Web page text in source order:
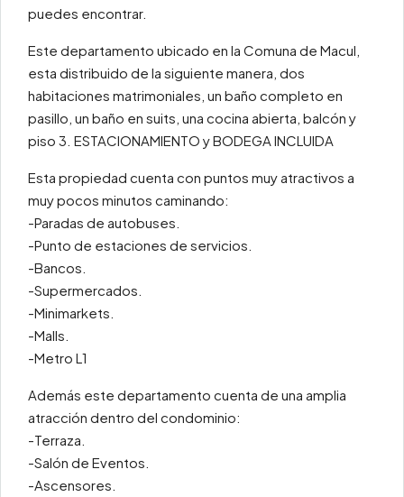
puedes encontrar.
Este departamento ubicado en la Comuna de Macul,
esta distribuido de la siguiente manera, dos
habitaciones matrimoniales, un baño completo en
pasillo, un baño en suits, una cocina abierta, balcón y
piso 3. ESTACIONAMIENTO y BODEGA INCLUIDA
Esta propiedad cuenta con puntos muy atractivos a
muy pocos minutos caminando:
-Paradas de autobuses.
-Punto de estaciones de servicios.
-Bancos.
-Supermercados.
-Minimarkets.
-Malls.
-Metro L1
Además este departamento cuenta de una amplia
atracción dentro del condominio:
-Terraza.
-Salón de Eventos.
-Ascensores.